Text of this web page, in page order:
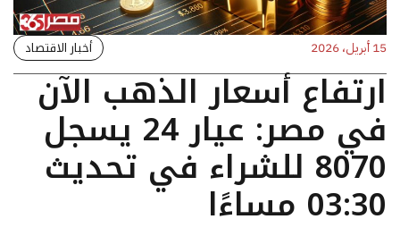
15 أبريل، 2026 أخبار الاقتصاد
ارتفاع أسعار الذهب الآن
في مصر: عيار 24 يسجل
8070 للشراء في تحديث
03:30 مساءًا